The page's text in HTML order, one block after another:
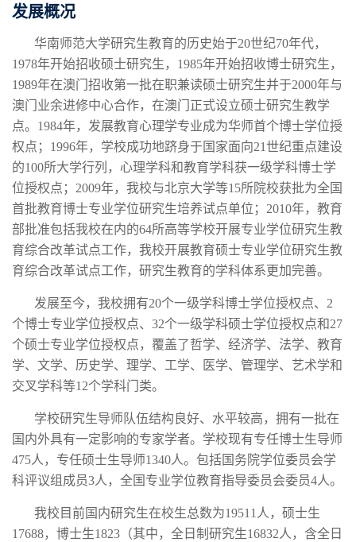
发展概况
华南师范大学研究生教育的历史始于20世纪70年代，
1978年开始招收硕士研究生，1985年开始招收博士研究生，
1989年在澳门招收第一批在职兼读硕士研究生并于2000年与
澳门业余进修中心合作，在澳门正式设立硕士研究生教学
点。1984年，发展教育心理学专业成为华师首个博士学位授
权点；1996年，学校成功地跻身于国家面向21世纪重点建设
的100所大学行列，心理学科和教育学科获一级学科博士学
位授权点；2009年，我校与北京大学等15所院校获批为全国
首批教育博士专业学位研究生培养试点单位；2010年，教育
部批准包括我校在内的64所高等学校开展专业学位研究生教
育综合改革试点工作，我校开展教育硕士专业学位研究生教
育综合改革试点工作，研究生教育的学科体系更加完善。
发展至今，我校拥有20个一级学科博士学位授权点、2
个博士专业学位授权点、32个一级学科硕士学位授权点和27
个硕士专业学位授权点，覆盖了哲学、经济学、法学、教育
学、文学、历史学、理学、工学、医学、管理学、艺术学和
交叉学科等12个学科门类。
学校研究生导师队伍结构良好、水平较高，拥有一批在
国内外具有一定影响的专家学者。学校现有专任博士生导师
475人，专任硕士生导师1340人。包括国务院学位委员会学
科评议组成员3人，全国专业学位教育指导委员会委员4人。
我校目前国内研究生在校生总数为19511人，硕士生
17688，博士生1823（其中，全日制研究生16832人，含全日